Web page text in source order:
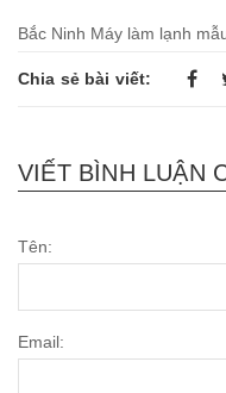
Bắc Ninh Máy làm lạnh
Chia sẻ bài viết:
VIẾT BÌNH LUẬN
Tên:
Email: